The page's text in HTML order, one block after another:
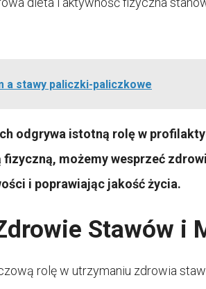
a stawy paliczki-paliczkowe
odgrywa istotną rolę w
możemy wesprzeć
i poprawiając jakość życia.
Stawów i
rolę w utrzymaniu zdrowia